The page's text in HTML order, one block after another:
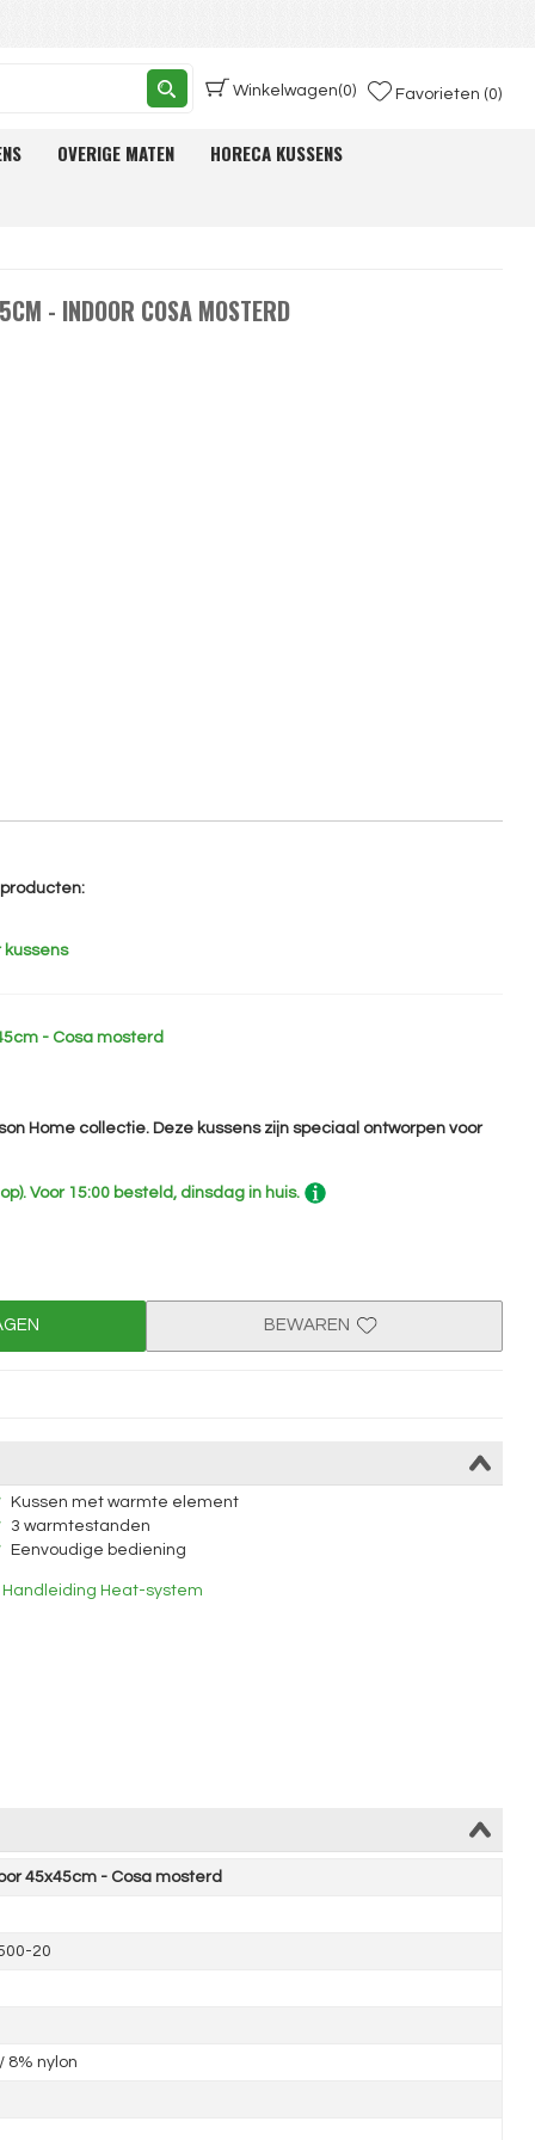
Winkelwagen(0) Favorieten (0)
OVERIGE MATEN
HORECA KUSSENS
- INDOOR COSA MOSTERD
- Cosa mosterd
Home collectie. Deze kussens zijn speciaal ontworpen voor
Voor 15:00 besteld, dinsdag in huis.
BEWAREN
Kussen met warmte element
3 warmtestanden
Eenvoudige bediening
Handleiding Heat-system
45x45cm - Cosa mosterd
20
8% nylon